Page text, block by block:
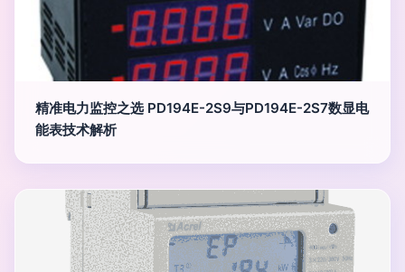
精准电力监控之选 PD194E-2S9与PD194E-2S7数显电
能表技术解析